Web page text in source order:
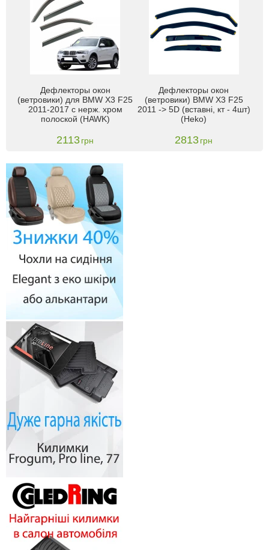
Дефлекторы окон
(ветровики) для BMW X3 F25
2011-2017 с нерж. хром
полоской (HAWK)
2113грн
Дефлекторы окон
(ветровики) BMW X3 F25
2011 -> 5D (вставні, кт - 4шт)
(Heko)
2813грн